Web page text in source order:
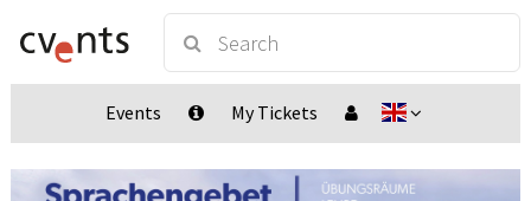
Events My Tickets